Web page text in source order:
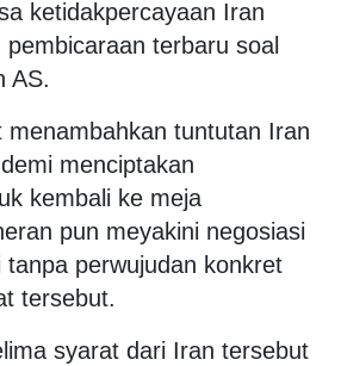
ketidakpercayaan Iran
terbaru soal
AS.
menambahkan tuntutan Iran
menciptakan
kembali ke meja
pun meyakini negosiasi
perwujudan konkret
tersebut.
syarat dari Iran tersebut